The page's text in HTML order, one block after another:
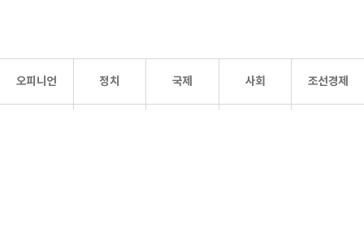
오피니언 정치 국제 사회 조선경제